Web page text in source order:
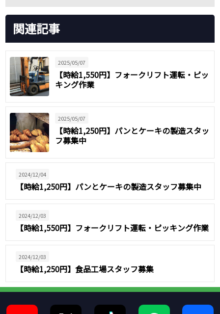
関連記事
2025/05/07
【時給1,550円】フォークリフト運転・ピッ
キング作業
2025/05/07
【時給1,250円】パンとケーキの製造スタッ
フ募集中
2024/12/04
【時給1,250円】パンとケーキの製造スタッフ募集中
2024/12/03
【時給1,550円】フォークリフト運転・ピッキング作業
2024/12/03
【時給1,250円】食品工場スタッフ募集